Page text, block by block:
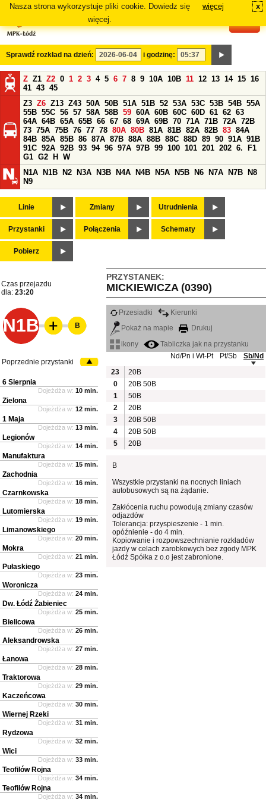
Nasza strona wykorzystuje pliki cookie. Dowiedz się
więcej.
więcej x
Sprawdź rozkład na dzień: i godzinę:
Z Z1 Z2 0 1 2 3 4 5 6 7 8 9 10A 10B 11 12 13 14 15 16
41 43 45
Z3 Z6 Z13 Z43 50A 50B 51A 51B 52 53A 53C 53B 54B 55A
55B 55C 56 57 58A 58B 59 60A 60B 60C 60D 61 62 63
64A 64B 65A 65B 66 67 68 69A 69B 70 71A 71B 72A 72B
73 75A 75B 76 77 78 80A 80B 81A 81B 82A 82B 83 84A
84B 85A 85B 86 87A 87B 88A 88B 88C 88D 89 90 91A 91B
91C 92A 92B 93 94 96 97A 97B 99 100 101 201 202 6.
F1
G1 G2 H
W
N1A
N1B N2 N3A N3B N4A N4B N5A N5B N6 N7A N7B
N8
N9
Linie Zmiany Utrudnienia
Przystanki Połączenia Schematy
Pobierz
PRZYSTANEK:
MICKIEWICZA (0390)
Czas przejazdu
dla: 23:20
N1B
Przesiadki
Kierunki
Pokaż na mapie
Drukuj
ikony
Tabliczka jak na przystanku
Nd/Pn i Wt-Pt
Pt/Sb
Sb/Nd
23
20B
0
20B 50B
1
50B
2
20B
3
20B 50B
4
20B 50B
5
20B
B
Wszystkie przystanki na nocnych liniach
autobusowych są na żądanie.
Zakłócenia ruchu powodują zmiany czasów
odjazdów
Tolerancja: przyspieszenie - 1 min.
opóźnienie - do 4 min.
Kopiowanie i rozpowszechnianie rozkładów
jazdy w celach zarobkowych bez zgody MPK
Łódź Spółka z o.o jest zabronione.
B
Poprzednie przystanki
6 Sierpnia
Dojeżdża w: 10 min.
Zielona
Dojeżdża w: 12 min.
1 Maja
Dojeżdża w: 13 min.
Legionów
Dojeżdża w: 14 min.
Manufaktura
Dojeżdża w: 15 min.
Zachodnia
Dojeżdża w: 16 min.
Czarnkowska
Dojeżdża w: 18 min.
Lutomierska
Dojeżdża w: 19 min.
Limanowskiego
Dojeżdża w: 20 min.
Mokra
Dojeżdża w: 21 min.
Pułaskiego
Dojeżdża w: 23 min.
Woronicza
Dojeżdża w: 24 min.
Dw. Łódź Żabieniec
Dojeżdża w: 25 min.
Bielicowa
Dojeżdża w: 26 min.
Aleksandrowska
Dojeżdża w: 27 min.
Łanowa
Dojeżdża w: 28 min.
Traktorowa
Dojeżdża w: 29 min.
Kaczeńcowa
Dojeżdża w: 30 min.
Wiernej Rzeki
Dojeżdża w: 31 min.
Rydzowa
Dojeżdża w: 32 min.
Wici
Dojeżdża w: 33 min.
Teofilów Rojna
Dojeżdża w: 34 min.
Teofilów Rojna
Dojeżdża w: 34 min.